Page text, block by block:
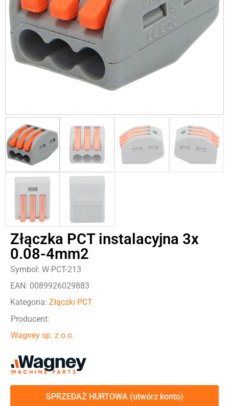
Złączka PCT instalacyjna 3x
0.08-4mm2
Symbol: W-PCT-213
EAN: 0089926029883
Kategoria: Złączki PCT
Producent:
Wagney sp. z o.o.
SPRZEDAŻ HURTOWA (utwórz konto)